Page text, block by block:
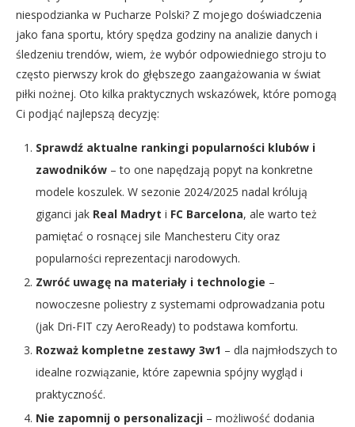
niespodzianka w Pucharze Polski? Z mojego doświadczenia
jako fana sportu, który spędza godziny na analizie danych i
śledzeniu trendów, wiem, że wybór odpowiedniego stroju to
często pierwszy krok do głębszego zaangażowania w świat
piłki nożnej. Oto kilka praktycznych wskazówek, które pomogą
Ci podjąć najlepszą decyzję:
Sprawdź aktualne rankingi popularności klubów i
zawodników – to one napędzają popyt na konkretne
modele koszulek. W sezonie 2024/2025 nadal królują
giganci jak Real Madryt i FC Barcelona, ale warto też
pamiętać o rosnącej sile Manchesteru City oraz
popularności reprezentacji narodowych.
Zwróć uwagę na materiały i technologie –
nowoczesne poliestry z systemami odprowadzania potu
(jak Dri-FIT czy AeroReady) to podstawa komfortu.
Rozważ kompletne zestawy 3w1 – dla najmłodszych to
idealne rozwiązanie, które zapewnia spójny wygląd i
praktyczność.
Nie zapomnij o personalizacji – możliwość dodania